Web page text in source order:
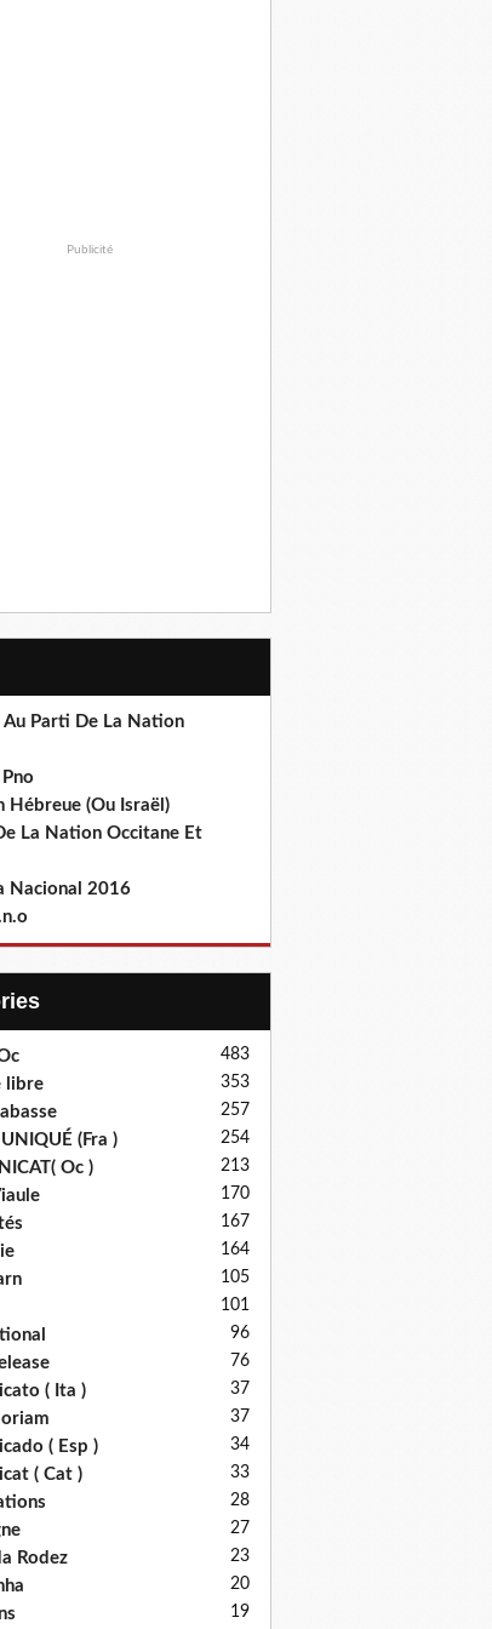
Publicité
Au Parti De La Nation
Hébreue (Ou Israël)
La Nation Occitane Et
Nacional 2016
483
libre 353
257
(Fra ) 254
Oc ) 213
170
167
164
105
101
96
76
( Ita ) 37
37
( Esp ) 34
( Cat ) 33
28
27
Rodez 23
20
19